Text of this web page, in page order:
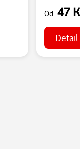
Od 47
Detail